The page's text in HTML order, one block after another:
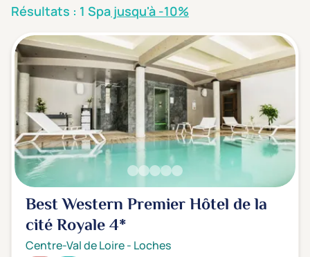
Note de nos clients
D'après notre partenaire Avis-Vérifiés
Parfait: 4.5+
Excellent: 4+
(1)
Très bien: 3.5+
(0)
Bord de mer
Ville
Résultats : 1 Spa jusqu'à -10%
Best Western Premier Hôtel de la
cité Royale4*
Centre-Val de Loire- Loches